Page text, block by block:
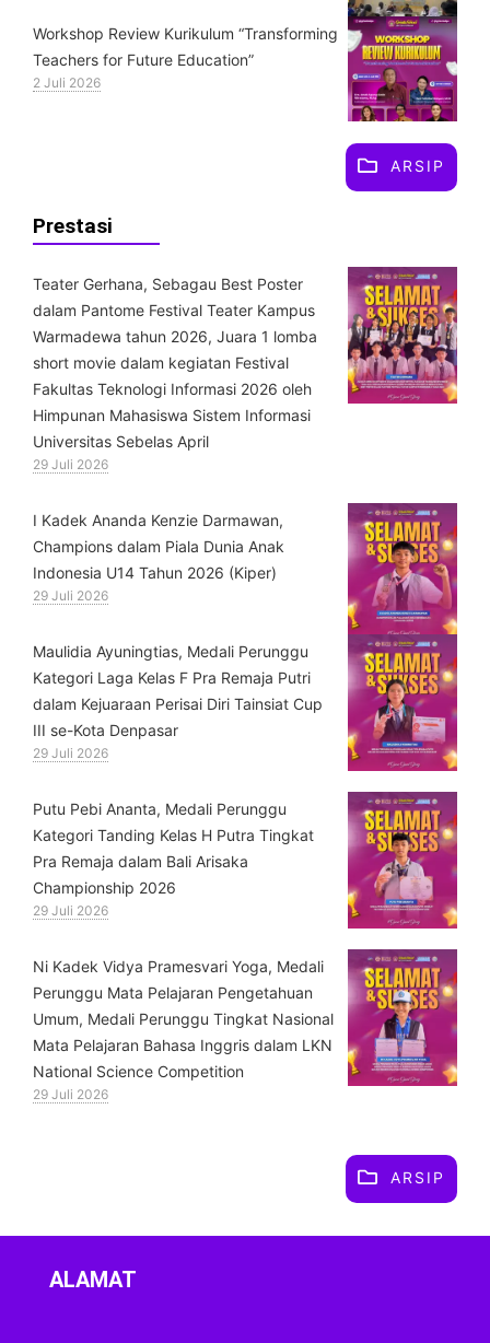
Workshop Review Kurikulum “Transforming
Teachers for Future Education”
2 Juli 2026
ARSIP
Prestasi
Teater Gerhana, Sebagau Best Poster
dalam Pantome Festival Teater Kampus
Warmadewa tahun 2026, Juara 1 lomba
short movie dalam kegiatan Festival
Fakultas Teknologi Informasi 2026 oleh
Himpunan Mahasiswa Sistem Informasi
Universitas Sebelas April
29 Juli 2026
⁠I Kadek Ananda Kenzie Darmawan,
Champions dalam Piala Dunia Anak
Indonesia U14 Tahun 2026 (Kiper)
29 Juli 2026
⁠Maulidia Ayuningtias, Medali Perunggu
Kategori Laga Kelas F Pra Remaja Putri
dalam Kejuaraan Perisai Diri Tainsiat Cup
III se-Kota Denpasar
29 Juli 2026
Putu Pebi Ananta, Medali Perunggu
Kategori Tanding Kelas H Putra Tingkat
Pra Remaja dalam Bali Arisaka
Championship 2026
29 Juli 2026
⁠Ni Kadek Vidya Pramesvari Yoga, Medali
Perunggu Mata Pelajaran Pengetahuan
Umum, Medali Perunggu Tingkat Nasional
Mata Pelajaran Bahasa Inggris dalam LKN
National Science Competition
29 Juli 2026
ARSIP
ALAMAT